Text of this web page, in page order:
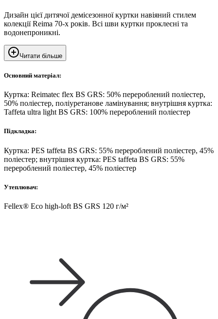
Дизайн цієї дитячої демісезонної куртки навіяний стилем
колекції Reima 70-х років. Всі шви куртки проклеєні та
водонепроникні.
Читати більше
Основний матеріал:
Куртка: Reimatec flex BS GRS: 50% перероблений поліестер,
50% поліестер, поліуретанове ламінування; внутрішня куртка:
Taffeta ultra light BS GRS: 100% перероблений поліестер
Підкладка:
Куртка: PES taffeta BS GRS: 55% перероблений поліестер, 45%
поліестер; внутрішня куртка: PES taffeta BS GRS: 55%
перероблений поліестер, 45% поліестер
Утеплювач:
Fellex® Eco high-loft BS GRS 120 г/м²